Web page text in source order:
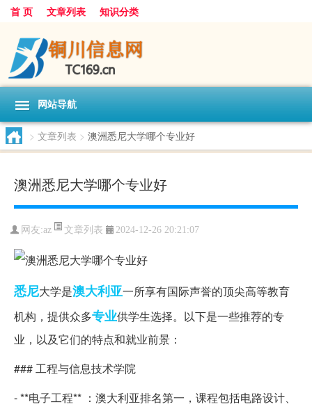
首 页 文章列表 知识分类
网站导航
> 文章列表 > 澳洲悉尼大学哪个专业好
澳洲悉尼大学哪个专业好
网友:az 文章列表 2024-12-26 20:21:07
悉尼大学是澳大利亚一所享有国际声誉的顶尖高等教育
机构，提供众多专业供学生选择。以下是一些推荐的专
业，以及它们的特点和就业前景：
### 工程与信息技术学院
- **电子工程** ：澳大利亚排名第一，课程包括电路设计、